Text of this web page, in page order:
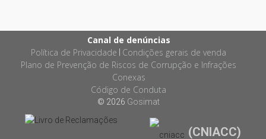
Canal de denúncias
Política de Privacidade Condições gerais de venda
Plano de Prevenção de Riscos de Corrupção e Infrações
Conexas
Código de Conduta
© 2026 Gosimat
(CNIACC)